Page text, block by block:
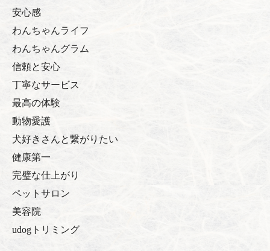
安心感
わんちゃんライフ
わんちゃんグラム
信頼と安心
丁寧なサービス
最高の体験
動物愛護
犬好きさんと繋がりたい
健康第一
完璧な仕上がり
ペットサロン
美容院
udogトリミング